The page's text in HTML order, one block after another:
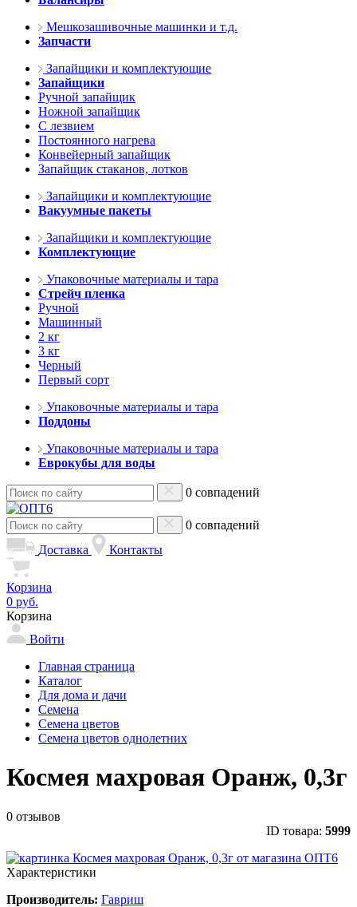
Мешкозашивочные машинки и т.д.
Запчасти
Запайщики и комплектующие
Запайщики
Ручной запайщик
Ножной запайщик
С лезвием
Постоянного нагрева
Конвейерный запайщик
Запайщик стаканов, лотков
Запайщики и комплектующие
Вакуумные пакеты
Запайщики и комплектующие
Комплектующие
Упаковочные материалы и тара
Стрейч пленка
Ручной
Машинный
2 кг
3 кг
Черный
Первый сорт
Упаковочные материалы и тара
Поддоны
Упаковочные материалы и тара
Еврокубы для воды
0 совпадений
0 совпадений
Доставка
Контакты
Корзина
0 руб.
Корзина
Войти
Главная страница
Каталог
Для дома и дачи
Семена
Семена цветов
Семена цветов однолетних
Космея махровая Оранж, 0,3г
0 отзывов
ID товара: 5999
Характеристики
Производитель: Гавриш